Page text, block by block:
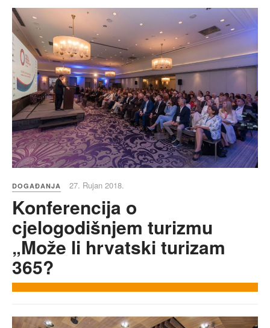
DOGAĐANJA 27. Rujan 2018.
Konferencija o
cjelogodišnjem turizmu
„Može li hrvatski turizam
365?